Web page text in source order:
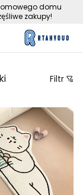
domu
zakupy!
Filtr